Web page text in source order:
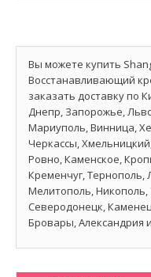
Вы можете купить
Восстанавливающий
заказать доставку по
Днепр, Запорожье,
Мариуполь, Винница,
Черкассы,
Ровно, Каменское,
Кременчуг, Тернополь,
Мелитополь, Никополь,
Северодонецк,
Бровары, Александрия